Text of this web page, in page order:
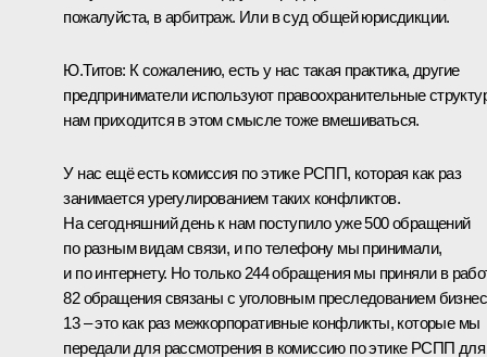
пожалуйста, в арбитраж. Или в суд общей юрисдикции.
Ю.Титов: К сожалению, есть у нас такая практика, другие
предприниматели используют правоохранительные
нам приходится в этом смысле тоже вмешиваться.
У нас ещё есть комиссия по этике РСПП, которая как раз
занимается урегулированием таких конфликтов.
На сегодняшний день к нам поступило уже 500 обращений
по разным видам связи, и по телефону мы принимали,
и по интернету. Но только 244 обращения мы приняли в
82 обращения связаны с уголовным преследованием
13 – это как раз межкорпоративные конфликты, которые мы
передали для рассмотрения в комиссию по этике РСПП для